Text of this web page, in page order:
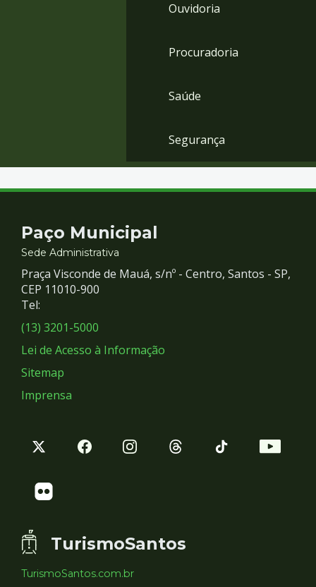
Ouvidoria
Procuradoria
Saúde
Segurança
Contato
e
Redes
Sociais
Paço Municipal
Sede Administrativa
Praça Visconde de Mauá, s/nº - Centro, Santos - SP,
CEP 11010-900
Tel:
(13) 3201-5000
Lei de Acesso à Informação
Sitemap
Imprensa
TurismoSantos
TurismoSantos.com.br